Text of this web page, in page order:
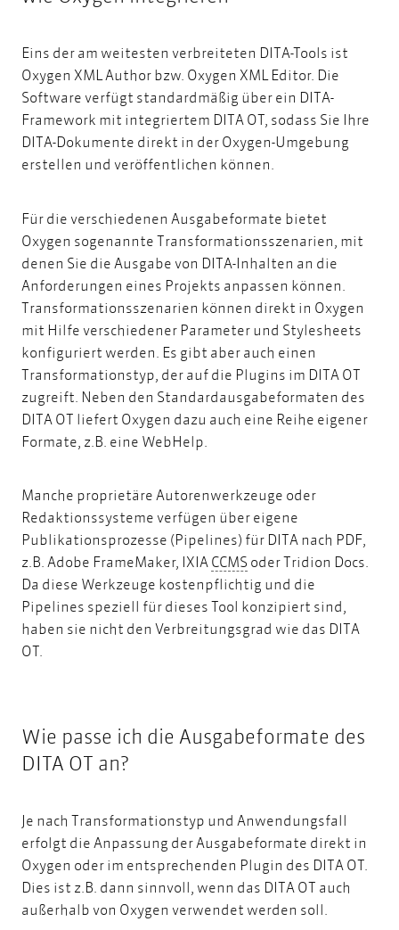
Eins der am weitesten verbreiteten DITA-Tools ist
Oxygen XML Author bzw. Oxygen XML Editor. Die
Software verfügt standardmäßig über ein DITA-
Framework mit integriertem DITA OT, sodass Sie Ihre
DITA-Dokumente direkt in der Oxygen-Umgebung
erstellen und veröffentlichen können.
Für die verschiedenen Ausgabeformate bietet
Oxygen sogenannte Transformationsszenarien, mit
denen Sie die Ausgabe von DITA-Inhalten an die
Anforderungen eines Projekts anpassen können.
Transformationsszenarien können direkt in Oxygen
mit Hilfe verschiedener Parameter und Stylesheets
konfiguriert werden. Es gibt aber auch einen
Transformationstyp, der auf die Plugins im DITA OT
zugreift. Neben den Standardausgabeformaten des
DITA OT liefert Oxygen dazu auch eine Reihe eigener
Formate, z.B. eine WebHelp.
Manche proprietäre Autorenwerkzeuge oder
Redaktionssysteme verfügen über eigene
Publikationsprozesse (Pipelines) für DITA nach PDF,
z.B. Adobe FrameMaker, IXIA CCMS CCMS
oder Tridion Docs.
Da diese Werkzeuge kostenpflichtig und die
Pipelines speziell für dieses Tool konzipiert sind,
haben sie nicht den Verbreitungsgrad wie das DITA
OT.
Wie passe ich die Ausgabeformate des
DITA OT an?
Je nach Transformationstyp und Anwendungsfall
erfolgt die Anpassung der Ausgabeformate direkt in
Oxygen oder im entsprechenden Plugin des DITA OT.
Dies ist z.B. dann sinnvoll, wenn das DITA OT auch
außerhalb von Oxygen verwendet werden soll.